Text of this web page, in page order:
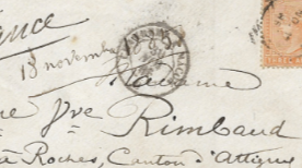
que je viens de publier
l’Assemblée nationale]. crois ce
point ecrit a M. de Clermont-Tonnerre,par
qui en rendaient l’envoi
minorité, que la majorité cherche à
la lettre est un colon, les planteurs
effrayé les gens moderés en parlant de